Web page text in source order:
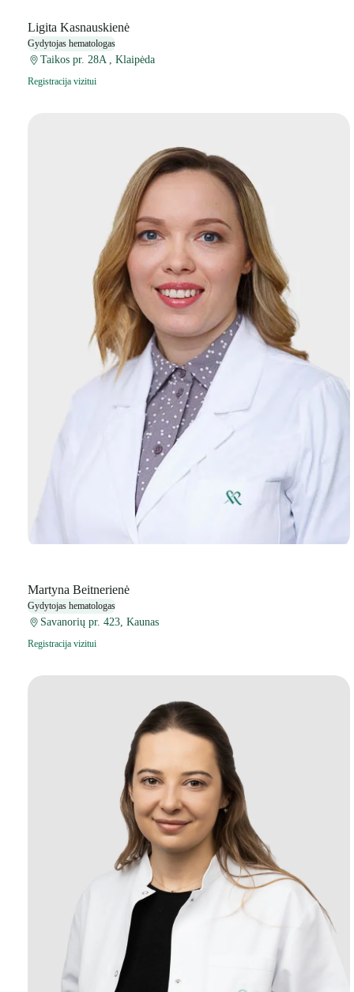
Ligita Kasnauskienė
Gydytojas hematologas
Taikos pr. 28A , Klaipėda
Registracija vizitui
Martyna Beitnerienė
Gydytojas hematologas
Savanorių pr. 423, Kaunas
Registracija vizitui